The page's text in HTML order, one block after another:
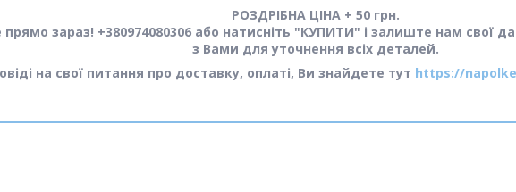
РОЗДРІБНА ЦІНА + 50 грн.
зараз! +380974080306 або натисніть "КУПИТИ" і залиште нам свої
з Вами для уточнення всіх деталей.
на свої питання про доставку, оплаті, Ви знайдете тут https://